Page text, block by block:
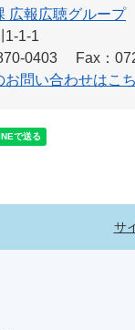
広報広聴グループ
1-1-1
0403
Fax：
お問い合わせはこ
サ